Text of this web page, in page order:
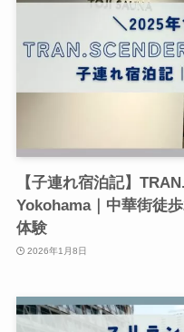
【子連れ宿泊記】
Yokohama｜中華街徒
体験
2026年1月8日